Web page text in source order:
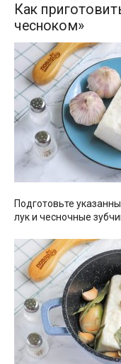
Как
чесноком»
Подготовьте
лук и чесночные